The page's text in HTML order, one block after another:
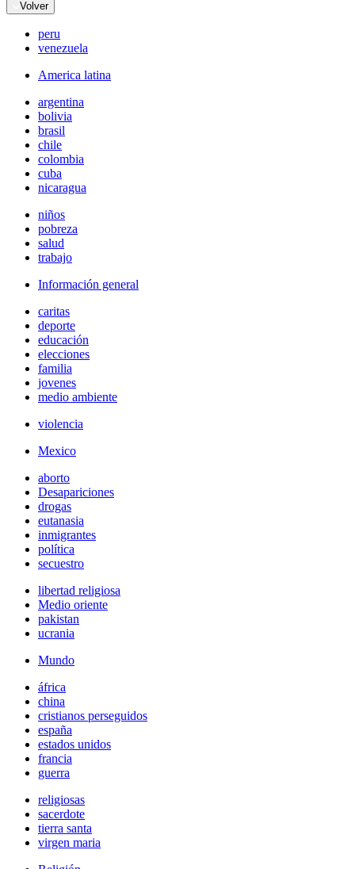
Volver
peru
venezuela
America latina
argentina
bolivia
brasil
chile
colombia
cuba
nicaragua
niños
pobreza
salud
trabajo
Información general
caritas
deporte
educación
elecciones
familia
jovenes
medio ambiente
violencia
Mexico
aborto
Desapariciones
drogas
eutanasia
inmigrantes
política
secuestro
libertad religiosa
Medio oriente
pakistan
ucrania
Mundo
áfrica
china
cristianos perseguidos
españa
estados unidos
francia
guerra
religiosas
sacerdote
tierra santa
virgen maria